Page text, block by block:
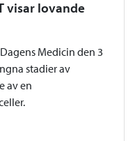
visar lovande
Medicin den 3
stadier av
av en